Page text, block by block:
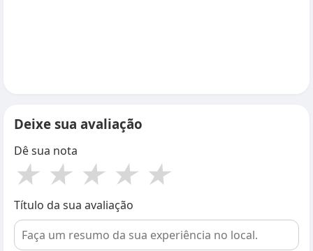
Deixe sua avaliação
Dê sua nota
★ ★ ★ ★ ★
Título da sua avaliação